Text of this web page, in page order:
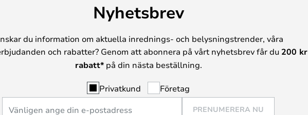
Nyhetsbrev
du information om aktuella inrednings- och belysningstrender, våra
och rabatter? Genom att abonnera på vårt nyhetsbrev får du 200 kr
rabatt*på din nästa beställning.
Privatkund Företag
PRENUMERERA NU